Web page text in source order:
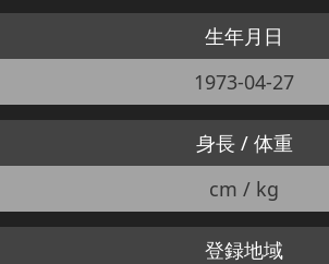
生年月日
1973-04-27
身長 / 体重
cm / kg
登録地域